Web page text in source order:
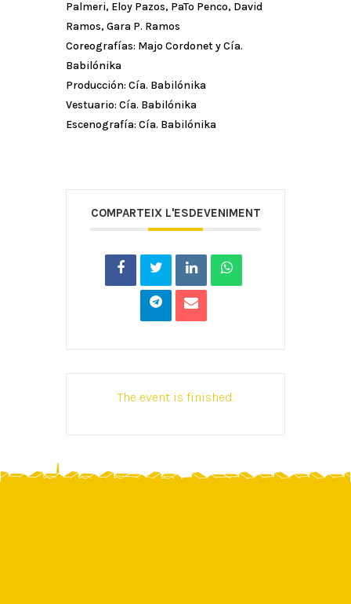
Palmeri, Eloy Pazos, PaTo Penco, David
Ramos, Gara P. Ramos
Coreografías: Majo Cordonet y Cía.
Babilónika
Producción: Cía. Babilónika
Vestuario: Cía. Babilónika
Escenografía: Cía. Babilónika
COMPARTEIX L'ESDEVENIMENT
The event is finished.